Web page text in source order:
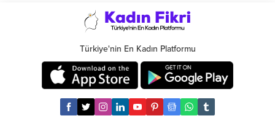
Türkiye'nin En Kadın Platformu